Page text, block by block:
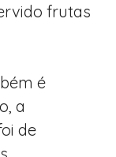
frutas
é
a
de